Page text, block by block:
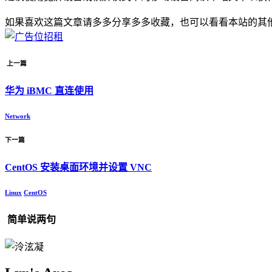
如果喜欢这篇文章请多多分享多多收藏，也可以看看本站的其
上一篇
华为 iBMC 直连使用
Network
下一篇
CentOS 安装桌面环境并设置 VNC
Linux CentOS
简单说两句